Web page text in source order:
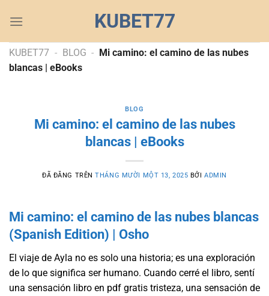
đến
dung
KUBET77
KUBET77 - BLOG - Mi camino: el camino de las nubes
blancas | eBooks
BLOG
Mi camino: el camino de las nubes
blancas | eBooks
ĐÃ ĐĂNG TRÊNTHÁNG MƯỜI MỘT 13, 2025 BỞIADMIN
Mi camino: el camino de las nubes blancas
(Spanish Edition) | Osho
El viaje de Ayla no es solo una historia; es una exploración
de lo que significa ser humano. Cuando cerré el libro, sentí
una sensación libro en pdf gratis tristeza, una sensación de